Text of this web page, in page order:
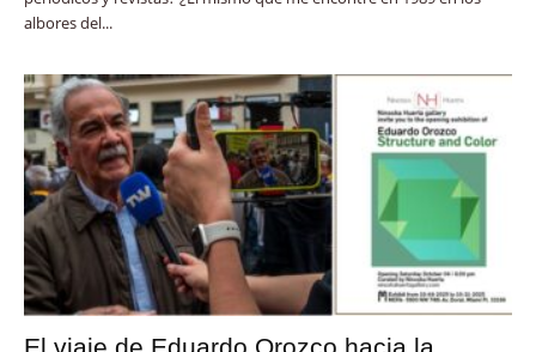
albores del...
El viaje de Eduardo Orozco hacia la